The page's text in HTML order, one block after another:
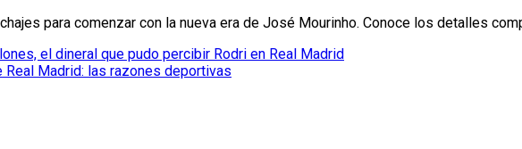
para comenzar con la nueva era de José Mourinho. Conoce los detalles
el dineral que pudo percibir Rodri en Real Madrid
Madrid: las razones deportivas